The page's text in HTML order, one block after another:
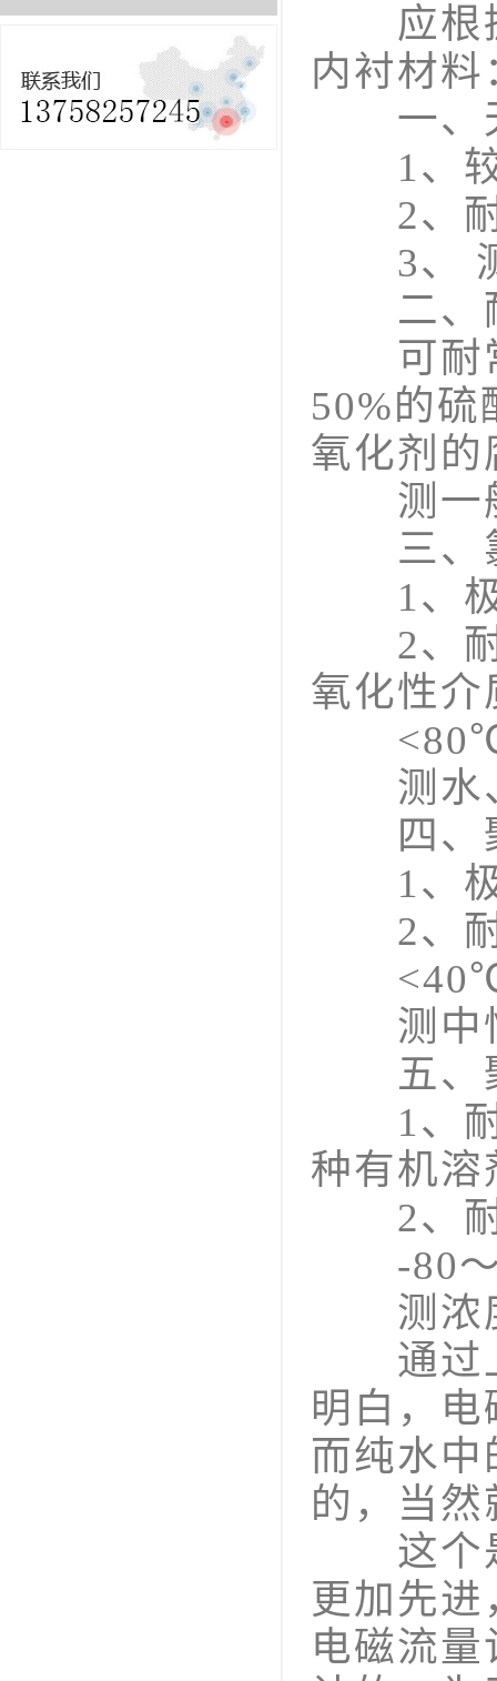
应根据
内衬材料
一、天
1、较
2、耐
3、 测
二、耐
可耐常
50%的
氧化剂的
测一般
三、氯
1、极
2、耐
氧化性介
测水、
四、聚
1、极
2、耐
测中性
五、聚
1、耐
种有机溶
2、耐
-80～
测浓度
通过上
明白，
而纯水
的，当
这个是
更加先
电磁流